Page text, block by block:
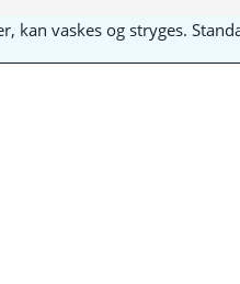
kan vaskes og stryges.